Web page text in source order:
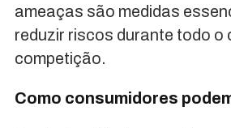
ameaças são medidas
reduzir riscos durante todo o
competição.
Como consumidores